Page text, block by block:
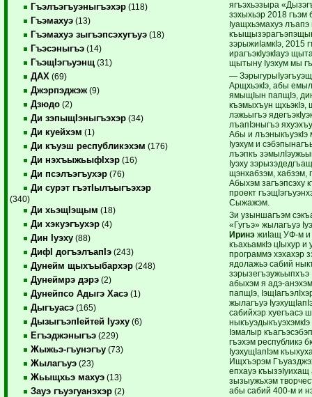
Гъэлъэгъуэныгъэхэр (118)
Гъэмахуэ (13)
Гъэмахуэ зыгъэпсэхугъуэ (18)
Гъэсэныгъэ (14)
ГъэщIэгъуэнщ (31)
ДАХ (69)
Джэрпэджэж (9)
Дзюдо (2)
Ди зэпыщIэныгъэхэр (34)
Ди куейхэм (1)
Ди къуэш республикэхэм (176)
Ди нэхъыжьыфIхэр (16)
Ди псэлъэгъухэр (76)
Ди сурэт гъэтIылъыгъэхэр
(340)
Ди хьэщIэщым (18)
Ди хэкуэгъухэр (4)
Дин Iуэху (88)
ДифI догъэлъапIэ (243)
Дунейм щыхъыбархэр (248)
Дунеймрэ дэрэ (2)
Дунейпсо Адыгэ Хасэ (1)
Дыгъуасэ (165)
ДызыгъэпIейтей Iуэху (6)
Егъэджэныгъэ (229)
Жыжьэ-гъунэгъу (73)
Жылагъуэ (23)
Жьыщхьэ махуэ (13)
Зауэ гъуэгуанэхэр (2)
ягъэхьэзыра
зэхыхьэр 2018 гъэм
Iуащхьэмахуэ
зэрыжиIамкIэ, 2015
ирагъэкIуэкIауэ
щытыну Iуэхум мы
—
АрщхьэкIэ, абы
ямыщIын папщIэ,
къэмыхъун щхьэкIэ,
лэжьыгъэ
лъапIэныгъэ
Абы и лъэныкъуэкIэ
Iуэхум и
лъэпкъ
Iуэху
щэнхабзэм, хабзэм,
Абыхэм загъэпсэху
проект
Сыжажэм.
Зи узыншагъэм
«Гугъэ» жылагъуэ
ИринэжиIащ УФ-м и
къахьамкIэ цIыхур
программэ хэхахэр
ядолажьэ сабий
абыхэм я адэ-
папщIэ,
жылагъуэ
сабийхэр хуегъасэ
Iэмалыр
гъэхэм
IуэхущIапIэм
Ищхъэрэм
епхауэ
зызыужьхэм
абы сабий 400-м и